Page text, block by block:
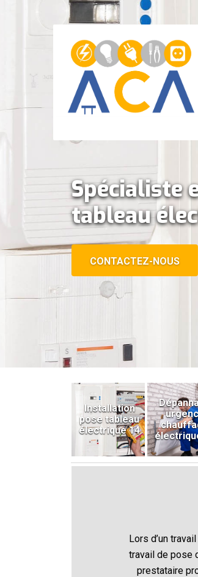
Spécialiste
tableau
CONTACTEZ-NOUS
Installation
pose tableau
électrique 14
Lors d’un
travail de pose
prestataire